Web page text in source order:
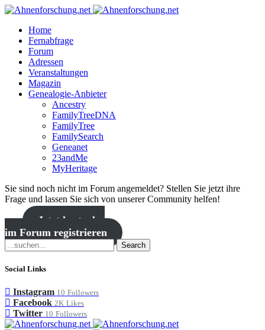
Home
Fernabfrage
Forum
Adressen
Veranstaltungen
Magazin
Genealogie-Anbieter
Ancestry
FamilyTreeDNA
FamilyTree
FamilySearch
Geneanet
23andMe
MyHeritage
Sie sind noch nicht im Forum angemeldet? Stellen Sie jetzt ihre
Frage und lassen Sie sich von unserer Community helfen!
Jetzt kostenlos
im Forum registrieren
Search
Social Links
Instagram 10 Followers
Facebook 2K Likes
Twitter 10 Followers